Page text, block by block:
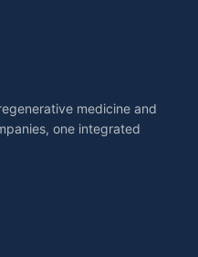
medicine and
one integrated